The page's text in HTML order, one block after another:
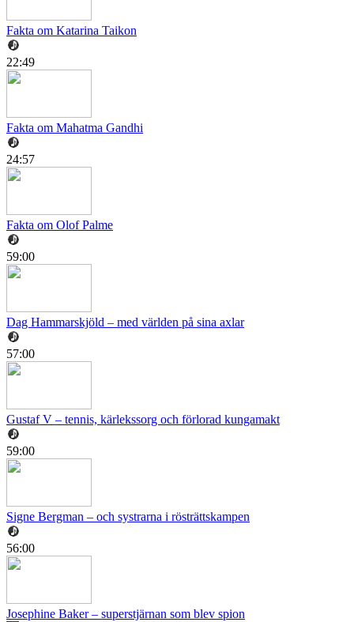
Fakta om Katarina Taikon
22:49
Fakta om Mahatma Gandhi
24:57
Fakta om Olof Palme
59:00
Dag Hammarskjöld – med världen på sina axlar
57:00
Gustaf V – tennis, kärlekssorg och förlorad kungamakt
59:00
Signe Bergman – och systrarna i rösträttskampen
56:00
Josephine Baker – superstjärnan som blev spion